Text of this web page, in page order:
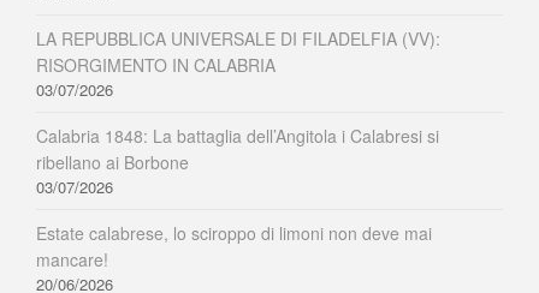
LA REPUBBLICA UNIVERSALE DI FILADELFIA (VV):
RISORGIMENTO IN CALABRIA
03/07/2026
Calabria 1848: La battaglia dell’Angitola i Calabresi si
ribellano ai Borbone
03/07/2026
Estate calabrese, lo sciroppo di limoni non deve mai
mancare!
20/06/2026